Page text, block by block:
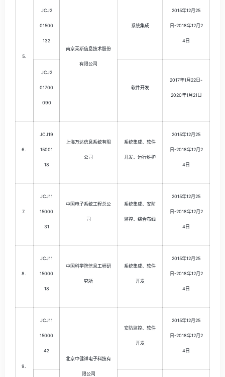
5.
JCJ2
01500
132
南京莱斯信息技术股份
有限公司
系统集成
2015年12月25
日-2018年12月2
4日
JCJ2
01700
090
软件开发
2017年1月22日-
2020年1月21日
6.
JCJ19
15001
18
上海万达信息系统有限
公司
系统集成、软件
开发、运行维护
2015年12月25
日-2018年12月2
4日
7.
JCJ11
15000
31
中国电子系统工程总公
司
系统集成、安防
监控、综合布线
2015年12月25
日-2018年12月2
4日
8.
JCJ11
15000
18
中国科学院信息工程研
究所
系统集成、软件
开发
2015年12月25
日-2018年12月2
4日
9.
JCJ11
15000
42
北京中健祥电子科技有
限公司
安防监控、软件
开发
2015年12月25
日-2018年12月2
4日